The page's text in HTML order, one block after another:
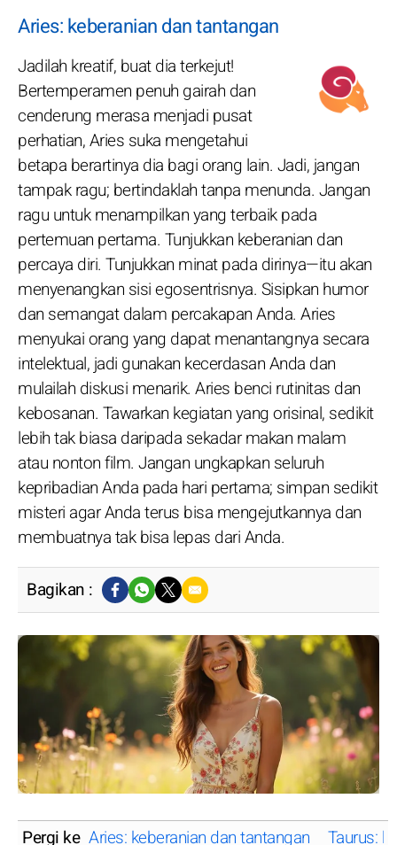
Aries: keberanian dan tantangan
Jadilah kreatif, buat dia terkejut!
Bertemperamen penuh gairah dan
cenderung merasa menjadi pusat
perhatian, Aries suka mengetahui
betapa berartinya dia bagi orang lain. Jadi, jangan
tampak ragu; bertindaklah tanpa menunda. Jangan
ragu untuk menampilkan yang terbaik pada
pertemuan pertama. Tunjukkan keberanian dan
percaya diri. Tunjukkan minat pada dirinya—itu akan
menyenangkan sisi egosentrisnya. Sisipkan humor
dan semangat dalam percakapan Anda. Aries
menyukai orang yang dapat menantangnya secara
intelektual, jadi gunakan kecerdasan Anda dan
mulailah diskusi menarik. Aries benci rutinitas dan
kebosanan. Tawarkan kegiatan yang orisinal, sedikit
lebih tak biasa daripada sekadar makan malam
atau nonton film. Jangan ungkapkan seluruh
kepribadian Anda pada hari pertama; simpan sedikit
misteri agar Anda terus bisa mengejutkannya dan
membuatnya tak bisa lepas dari Anda.
Bagikan :
Pergi ke Aries: keberanian dan tantangan Taurus: